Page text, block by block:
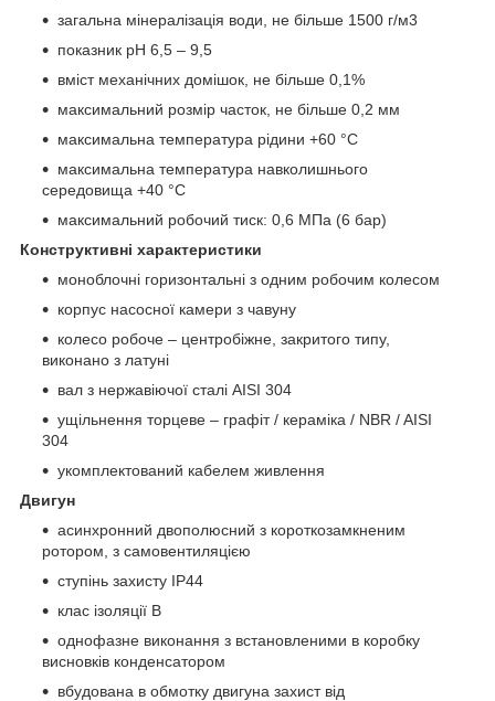
загальна мінералізація води, не більше 1500 г/м3
показник pH 6,5 – 9,5
вміст механічних домішок, не більше 0,1%
максимальний розмір часток, не більше 0,2 мм
максимальна температура рідини +60 °C
максимальна температура навколишнього
середовища +40 °С
максимальний робочий тиск: 0,6 МПа (6 бар)
Конструктивні характеристики
моноблочні горизонтальні з одним робочим колесом
корпус насосної камери з чавуну
колесо робоче – центробіжне, закритого типу,
виконано з латуні
вал з нержавіючої сталі AISI 304
ущільнення торцеве – графіт / кераміка / NBR / AISI
304
укомплектований кабелем живлення
Двигун
асинхронний двополюсний з короткозамкненим
ротором, з самовентиляцією
ступінь захисту IP44
клас ізоляції В
однофазне виконання з встановленими в коробку
висновків конденсатором
вбудована в обмотку двигуна захист від